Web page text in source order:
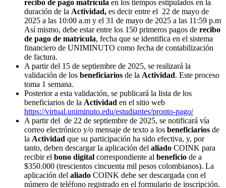
recibo de pago matrícula en los tiempos estipulados en la
duración de la Actividad, es decir entre el 22 de mayo de
2025 a las 10:00 a.m y el 31 de mayo de 2025 a las 11:59 p.m
Así mismo, debe estar entre los 150 primeros pagos de recibo
de pago de matrícula, fecha que se identifica en el sistema
financiero de UNIMINUTO como fecha de contabilización
de factura.
A partir del 15 de septiembre de 2025, se realizará la
validación de los beneficiarios de la Actividad. Este proceso
toma 1 semana.
Posterior a esta validación, se publicará la lista de los
beneficiarios de la Actividad en el sitio web
https://virtual.uniminuto.edu/estudiantes/pronto-pago/
A partir del de 22 de septiembre de 2025, se notificará vía
correo electrónico y/o mensaje de texto a los beneficiarios de
la Actividad que su participación ha sido efectiva, y, por
tanto, deben descargar la aplicación del aliado COINK para
recibir el bono digital correspondiente al beneficio de a
$350.000 (trescientos cincuenta mil pesos colombianos). La
aplicación del aliado COINK debe ser descargada con el
número de teléfono registrado en el formulario de inscripción.